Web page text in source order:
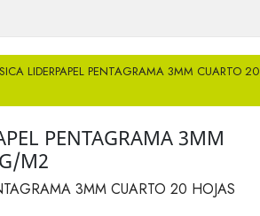
LIDERPAPEL PENTAGRAMA 3MM CUARTO 20
PENTAGRAMA 3MM
M2
3MM CUARTO 20 HOJAS